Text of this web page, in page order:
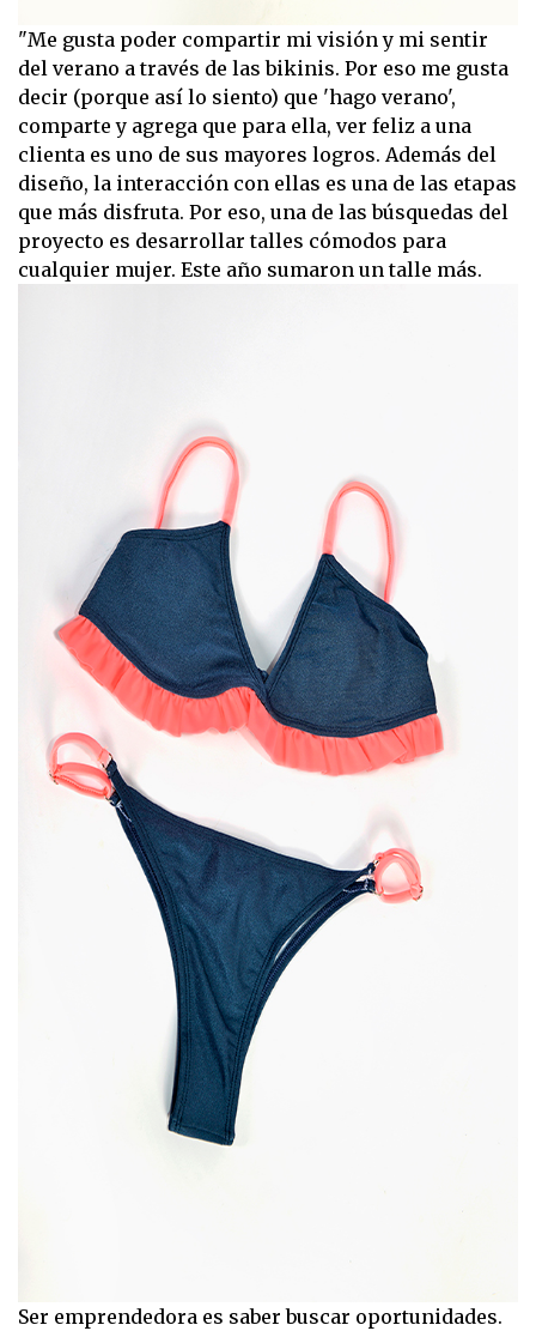
"Me gusta poder compartir mi visión y mi sentir
del verano a través de las bikinis. Por eso me gusta
decir (porque así lo siento) que 'hago verano',
comparte y agrega que para ella, ver feliz a una
clienta es uno de sus mayores logros. Además del
diseño, la interacción con ellas es una de las etapas
que más disfruta. Por eso, una de las búsquedas del
proyecto es desarrollar talles cómodos para
cualquier mujer. Este año sumaron un talle más.
Ser emprendedora es saber buscar oportunidades.